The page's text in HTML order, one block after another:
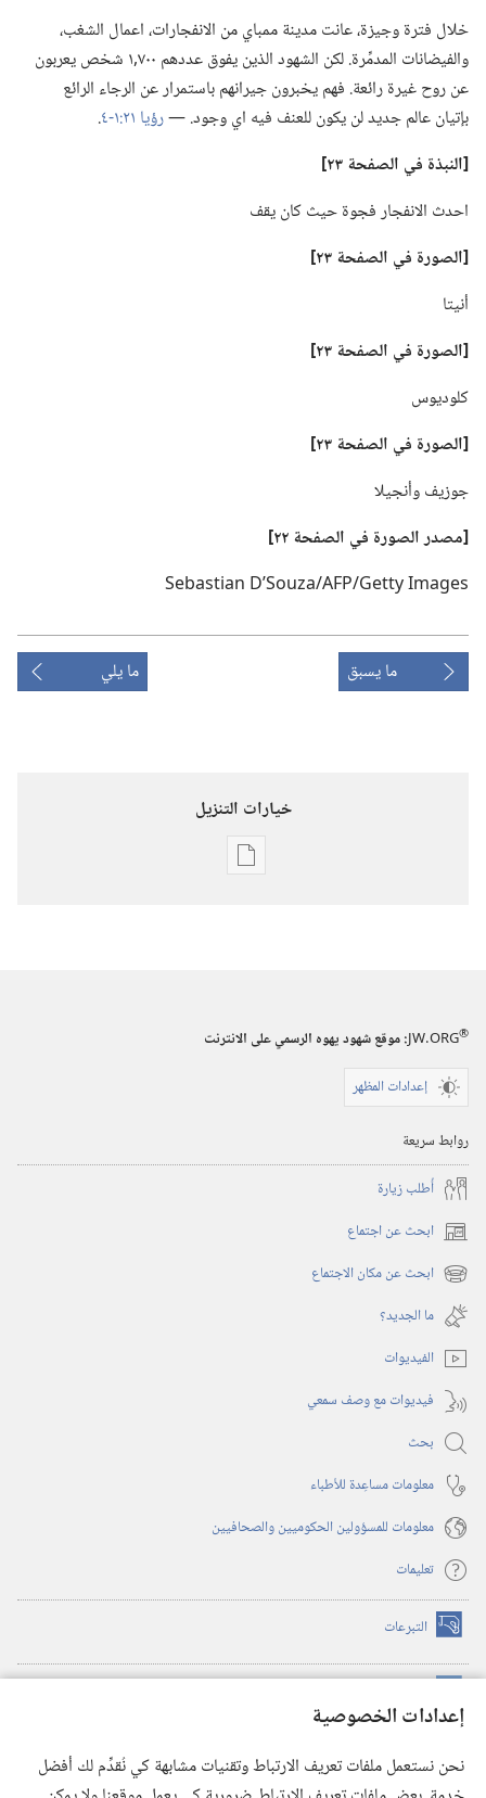
إعدادات الخصوصية
نحن نستعمل ملفات تعريف الارتباط وتقنيات مشابهة كي نُقدِّم لك أفضل
خلال فترة وجيزة،‏ عانت مدينة ممباي من الانفجارات،‏ اعمال الشغب،‏
والفيضانات المدمِّرة.‏ لكن الشهود الذين يفوق عددهم ٧٠٠‏,١ شخص يعربون
عن روح غيرة رائعة.‏ فهم يخبرون جيرانهم باستمرار عن الرجاء الرائع
بإتيان عالم جديد لن يكون للعنف فيه اي وجود.‏ —‏رؤيا ٢١:‏١-‏٤
‏.‏
‏[النبذة في الصفحة ٢٣]‏
احدث الانفجار فجوة حيث كان يقف
‏[الصورة في الصفحة ٢٣]‏
أنيتا
‏[الصورة في الصفحة ٢٣]‏
كلوديوس
‏[الصورة في الصفحة ٢٣]‏
جوزيف وأنجيلا
‏[مصدر الصورة في الصفحة ٢٢]‏
Sebastian D’Souza/AFP/Getty Images
ما يسبق ما يلي
خيارات التنزيل
خيارات
JW.ORG®
:‏ موقع شهود يهوه الرسمي على الانترنت
إعدادات المظهر
روابط سريعة
أُطلب زيارة
ابحث عن اجتماع (يفتح
نافذة ابحث عن مكان الاجتماع (يفتح
نافذة
جديدة)
ما الجديد؟‏
الفيديوات
فيديوات مع وصف سمعي
بحث
معلومات مساعِدة للأطباء
معلومات للمسؤولين الحكوميين والصحافيين
تعليمات
التبرعات (يفتح
نافذة
(يفتح
نافذة
(يفتح
نافذة
®